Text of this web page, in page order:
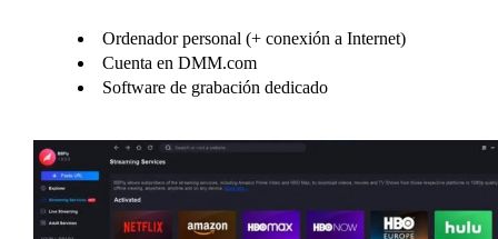
Ordenador personal (+ conexión a Internet)
Cuenta en DMM.com
Software de grabación dedicado